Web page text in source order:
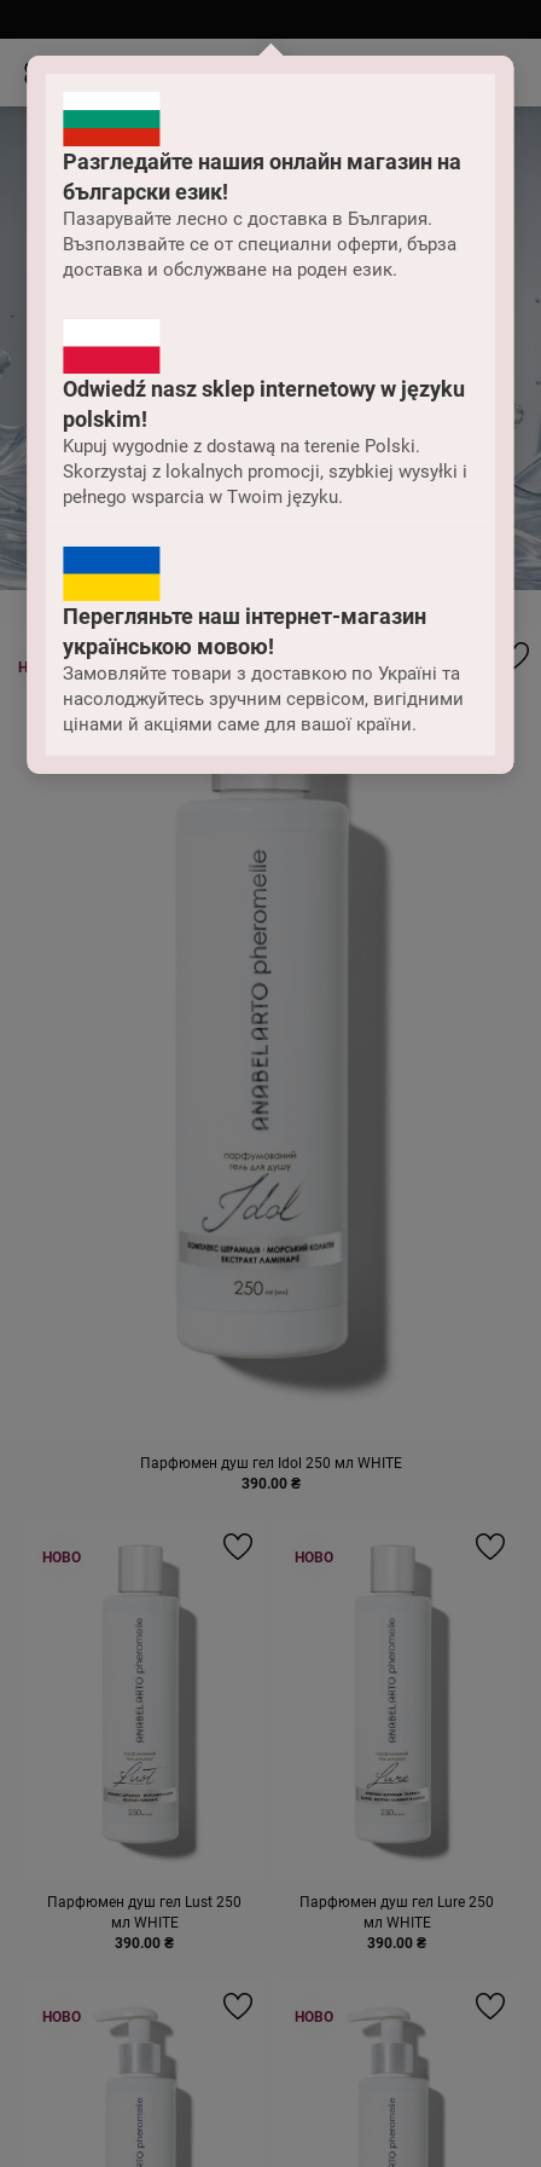
Разгледайте нашия онлайн магазин на
български език!
Пазарувайте лесно с доставка в България.
Възползвайте се от специални оферти, бърза
доставка и обслужване на роден език.
Odwiedź nasz sklep internetowy w języku
polskim!
Kupuj wygodnie z dostawą na terenie Polski.
Skorzystaj z lokalnych promocji, szybkiej wysyłki i
pełnego wsparcia w Twoim języku.
Перегляньте наш інтернет-магазин
українською мовою!
Замовляйте товари з доставкою по Україні та
насолоджуйтесь зручним сервісом, вигідними
цінами й акціями саме для вашої країни.
Козметика
Парфюмен душ гел Idol 250 мл WHITE
390.00 ₴
НОВО
Парфюмен душ гел Lust 250
мл WHITE
390.00 ₴
НОВО
Парфюмен душ гел Lure 250
мл WHITE
390.00 ₴
НОВО
НОВО НОВО